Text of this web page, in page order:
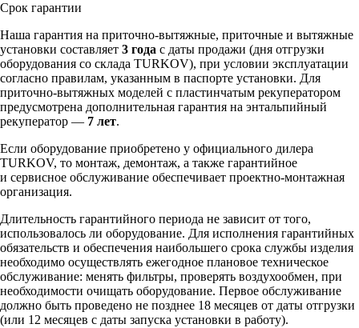
Срок гарантии
Наша гарантия на приточно-вытяжные, приточные и вытяжные
установки составляет 3 года с даты продажи (дня отгрузки
оборудования со склада TURKOV), при условии эксплуатации
согласно правилам, указанным в паспорте установки. Для
приточно-вытяжных моделей с пластинчатым рекуператором
предусмотрена дополнительная гарантия на энтальпийный
рекуператор — 7 лет.
Если оборудование приобретено у официального дилера
TURKOV, то монтаж, демонтаж, а также гарантийное
и сервисное обслуживание обеспечивает проектно-монтажная
организация.
Длительность гарантийного периода не зависит от того,
использовалось ли оборудование. Для исполнения гарантийных
обязательств и обеспечения наибольшего срока службы изделия
необходимо осуществлять ежегодное плановое техническое
обслуживание: менять фильтры, проверять воздухообмен, при
необходимости очищать оборудование. Первое обслуживание
должно быть проведено не позднее 18 месяцев от даты отгрузки
(или 12 месяцев с даты запуска установки в работу).